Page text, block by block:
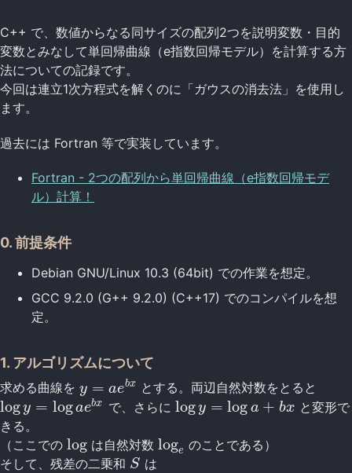
C++ で、数値からなる同サイズの配列2つを説明変数・目的
変数とみなして単回帰曲線（e指数回帰モデル）を計算する方
法についての記録です。
今回は連立1次方程式を解くのに「ガウスの消去法」を使用し
ます。
過去には Fortran 等で実装しています。
Fortran - 2つの配列から単回帰曲線（e指数回帰モデ
ル）計算！
0. 前提条件
Debian GNU/Linux 10.3 (64bit) での作業を想定。
GCC 9.2.0 (G++ 9.2.0) (C++17) でのコンパイルを想
定。
1. アルゴリズムについて
求める曲線を y = aebx
y=ae bx とする。両辺自然対数をとると
logy = logaebx
logy= log aebx で、さらに logy = log a + bx
logy= loga+bx
と変形で
きる。
（ここでの log
log は自然対数loge
loge のことである）
そして、残差の二乗和 S
S は